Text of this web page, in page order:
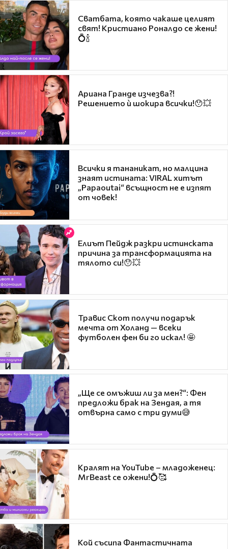
Сватбата, която чакаше целият
свят! Кристиано Роналдо се жени!
💍🍾
Ариана Гранде изчезва?!
Решението ѝ шокира всички!😯💥
Всички я тананикат, но малцина
знаят истината: VIRAL хитът
„Papaoutai“ всъщност не е изпят
от човек!
Елиът Пейдж разкри истинската
причина за трансформацията на
тялото си!😯💥
Травис Скот получи подарък
мечта от Холанд — всеки
футболен фен би го искал! 🤩
„Ще се омъжиш ли за мен?“: Фен
предложи брак на Зендая, а тя
отвърна само с три думи😅
Кралят на YouTube – младоженец:
MrBeast се ожени!💍🥰
Кой съсипа Фантастичната